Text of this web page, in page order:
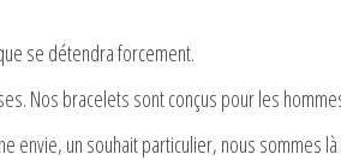
se détendra forcement.
Nos bracelets sont conçus pour les
envie, un souhait particulier, nous